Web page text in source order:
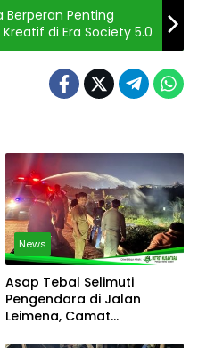
Berperan Penting
di Era Society 5.0
News
Asap Tebal Selimuti
Pengendara di Jalan
Leimena, Camat